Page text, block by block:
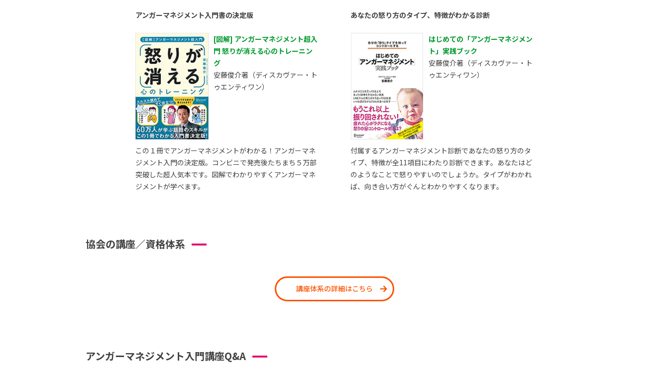
アンガーマネジメント入門書の決定版
[図解] アンガーマネジメント超入
門 怒りが消える心のトレーニン
グ
安藤俊介著（ディスカヴァー・ト
ゥエンティワン）
この１冊でアンガーマネジメントがわかる！アンガーマネ
ジメント入門の決定版。コンビニで発売後たちまち５万部
突破した超人気本です。図解でわかりやすくアンガーマネ
ジメントが学べます。
あなたの怒り方のタイプ、特徴がわかる診断
はじめての「アンガーマネジメン
ト」実践ブック
安藤俊介著（ディスカヴァー・ト
ゥエンティワン）
付属するアンガーマネジメント診断であなたの怒り方のタ
イプ、特徴が全11項目にわたり診断できます。あなたはど
のようなことで怒りやすいのでしょうか。タイプがわかれ
ば、向き合い方がぐんとわかりやすくなります。
協会の講座／資格体系
講座体系の詳細はこちら
アンガーマネジメント入門講座Q&A